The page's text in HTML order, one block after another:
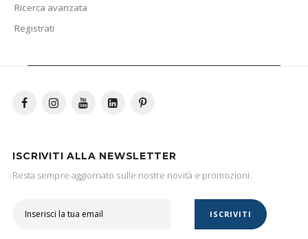
Ricerca avanzata
Registrati
ISCRIVITI ALLA NEWSLETTER
Resta sempre aggiornato sulle nostre novità e promozioni.
ISCRIVITI